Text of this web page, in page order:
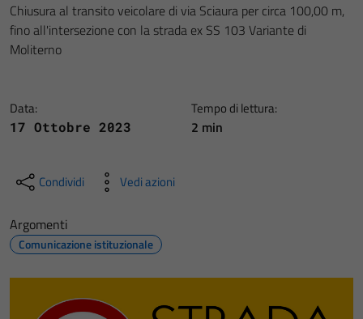
Chiusura al transito veicolare di via Sciaura per circa 100,00 m,
fino all'intersezione con la strada ex SS 103 Variante di
Moliterno
Data:
17 Ottobre 2023
Tempo di lettura:
2 min
Condividi Vedi azioni
Argomenti
Comunicazione istituzionale